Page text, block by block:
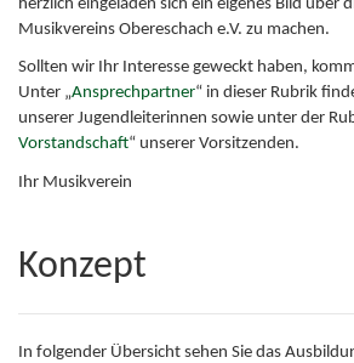
herzlich eingeladen sich ein eigenes Bild über
Musikvereins Obereschach e.V. zu machen.
Sollten wir Ihr Interesse geweckt haben,
Unter „Ansprechpartner“ in dieser Rubrik
unserer Jugendleiterinnen sowie unter der
Vorstandschaft“ unserer Vorsitzenden.
Ihr Musikverein
Konzept
In folgender Übersicht sehen Sie das